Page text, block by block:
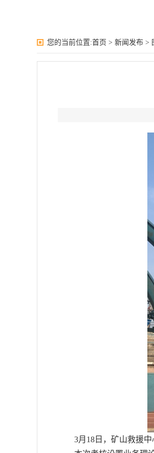
您的当前位置:首页 > 新闻发布 >
3月18日，矿山救援